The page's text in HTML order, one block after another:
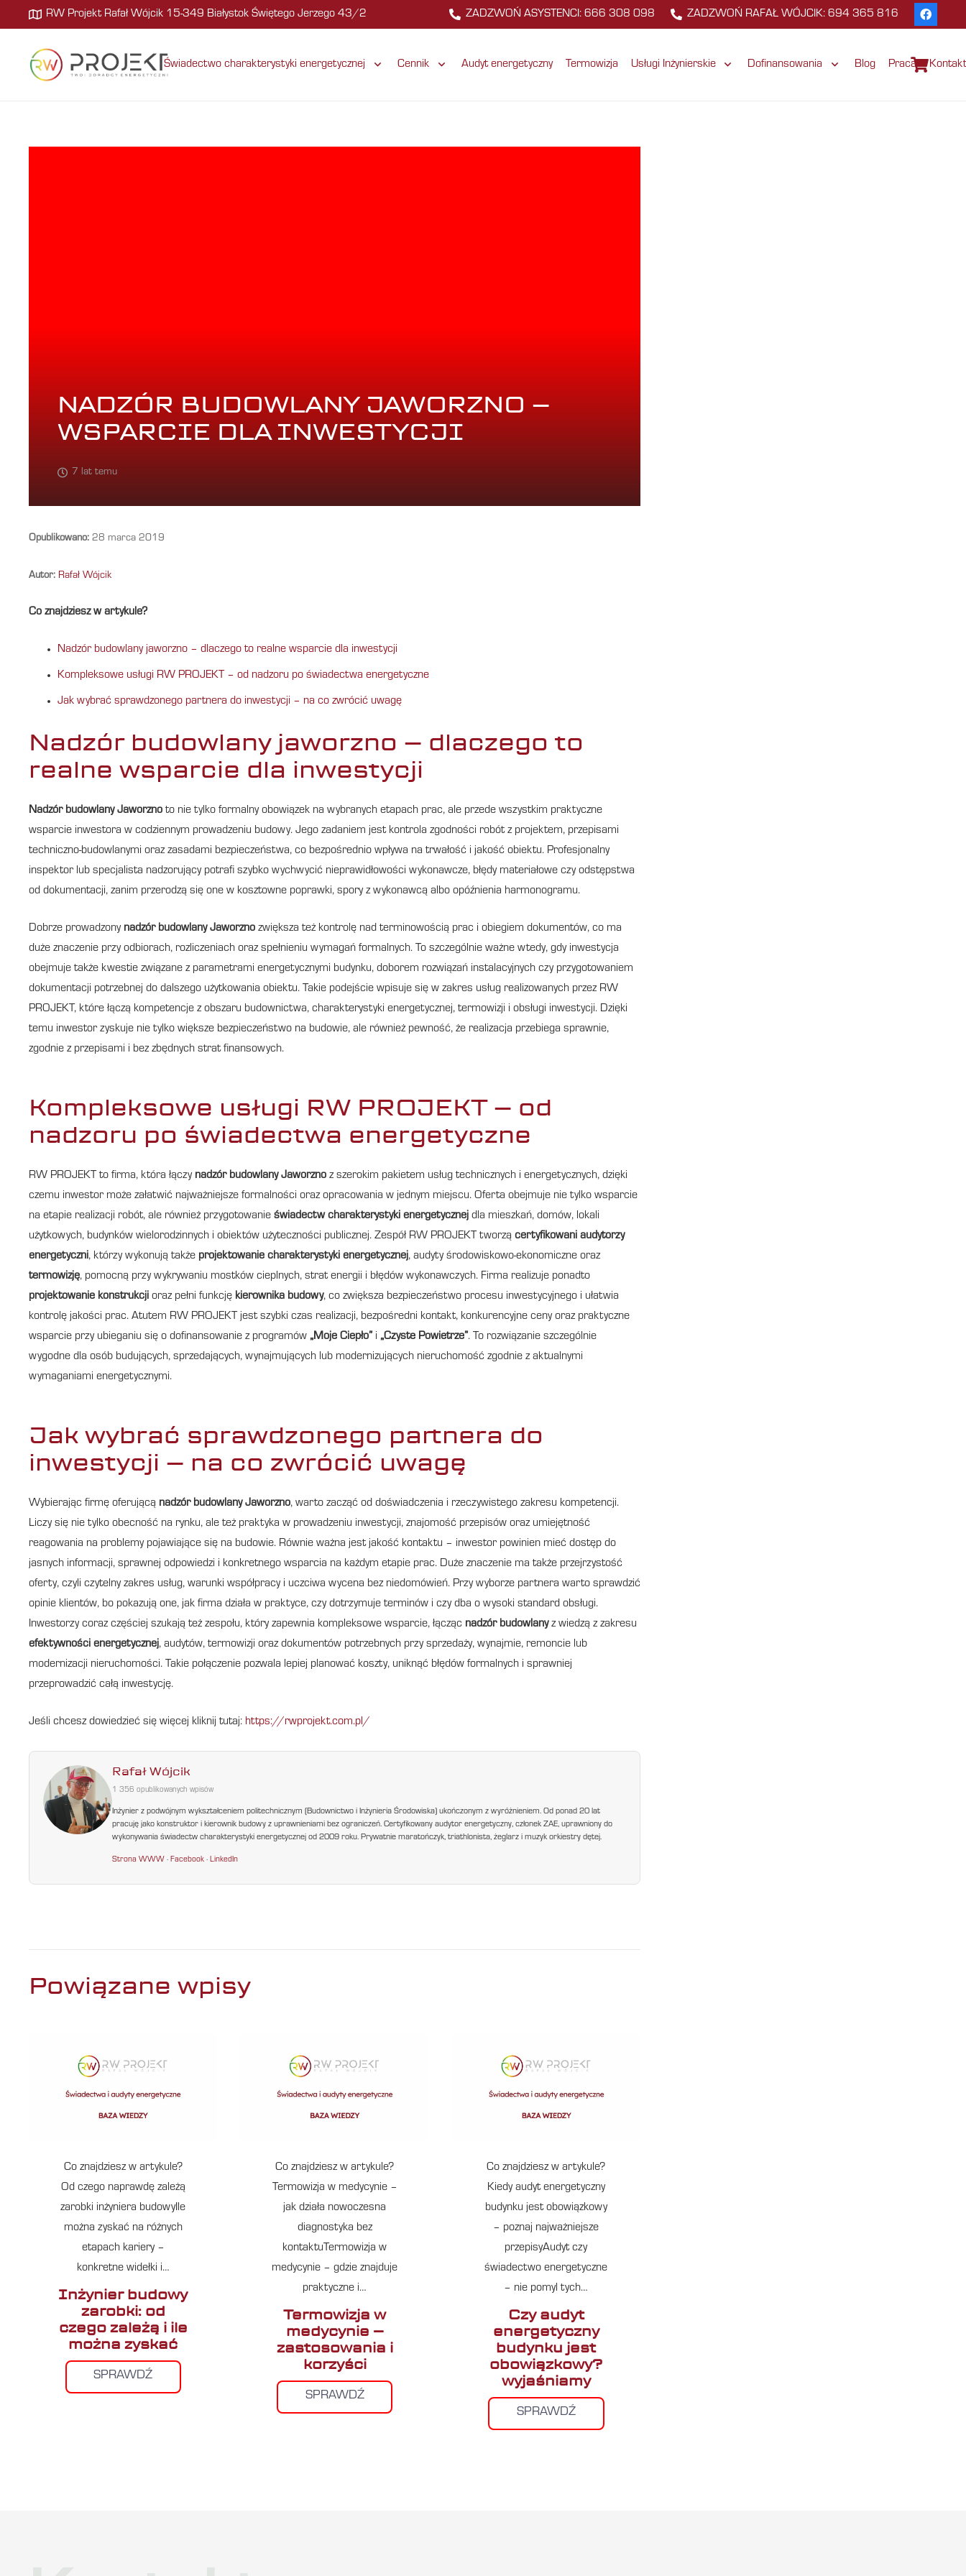
RW Projekt Rafał Wójcik 15-349 Białystok Świętego Jerzego 43/2 ZADZWOŃ ASYSTENCI: 666 308 098 ZADZWOŃ RAFAŁ WÓJCIK: 694 365 816
Świadectwo charakterystyki energetycznej Cennik Audyt energetyczny Termowizja Usługi Inżynierskie Dofinansowania Blog Praca Kontakt
NADZÓR BUDOWLANY JAWORZNO –
WSPARCIE DLA INWESTYCJI
7 lat temu
Opublikowano: 28 marca 2019
Autor: Rafał Wójcik
Co znajdziesz w artykule?
Nadzór budowlany jaworzno – dlaczego to realne wsparcie dla inwestycji
Kompleksowe usługi RW PROJEKT – od nadzoru po świadectwa energetyczne
Jak wybrać sprawdzonego partnera do inwestycji – na co zwrócić uwagę
Nadzór budowlany jaworzno – dlaczego to
realne wsparcie dla inwestycji
Nadzór budowlany Jaworzno to nie tylko formalny obowiązek na wybranych etapach prac, ale przede wszystkim praktyczne
wsparcie inwestora w codziennym prowadzeniu budowy. Jego zadaniem jest kontrola zgodności robót z projektem, przepisami
techniczno-budowlanymi oraz zasadami bezpieczeństwa, co bezpośrednio wpływa na trwałość i jakość obiektu. Profesjonalny
inspektor lub specjalista nadzorujący potrafi szybko wychwycić nieprawidłowości wykonawcze, błędy materiałowe czy odstępstwa
od dokumentacji, zanim przerodzą się one w kosztowne poprawki, spory z wykonawcą albo opóźnienia harmonogramu.
Dobrze prowadzony nadzór budowlany Jaworzno zwiększa też kontrolę nad terminowością prac i obiegiem dokumentów, co ma
duże znaczenie przy odbiorach, rozliczeniach oraz spełnieniu wymagań formalnych. To szczególnie ważne wtedy, gdy inwestycja
obejmuje także kwestie związane z parametrami energetycznymi budynku, doborem rozwiązań instalacyjnych czy przygotowaniem
dokumentacji potrzebnej do dalszego użytkowania obiektu. Takie podejście wpisuje się w zakres usług realizowanych przez RW
PROJEKT, które łączą kompetencje z obszaru budownictwa, charakterystyki energetycznej, termowizji i obsługi inwestycji. Dzięki
temu inwestor zyskuje nie tylko większe bezpieczeństwo na budowie, ale również pewność, że realizacja przebiega sprawnie,
zgodnie z przepisami i bez zbędnych strat finansowych.
Kompleksowe usługi RW PROJEKT – od
nadzoru po świadectwa energetyczne
RW PROJEKT to firma, która łączy nadzór budowlany Jaworzno z szerokim pakietem usług technicznych i energetycznych, dzięki
czemu inwestor może załatwić najważniejsze formalności oraz opracowania w jednym miejscu. Oferta obejmuje nie tylko wsparcie
na etapie realizacji robót, ale również przygotowanie świadectw charakterystyki energetycznej dla mieszkań, domów, lokali
użytkowych, budynków wielorodzinnych i obiektów użyteczności publicznej. Zespół RW PROJEKT tworzą certyfikowani audytorzy
energetyczni, którzy wykonują także projektowanie charakterystyki energetycznej, audyty środowiskowo-ekonomiczne oraz
termowizję, pomocną przy wykrywaniu mostków cieplnych, strat energii i błędów wykonawczych. Firma realizuje ponadto
projektowanie konstrukcji oraz pełni funkcję kierownika budowy, co zwiększa bezpieczeństwo procesu inwestycyjnego i ułatwia
kontrolę jakości prac. Atutem RW PROJEKT jest szybki czas realizacji, bezpośredni kontakt, konkurencyjne ceny oraz praktyczne
wsparcie przy ubieganiu się o dofinansowanie z programów „Moje Ciepło” i „Czyste Powietrze”. To rozwiązanie szczególnie
wygodne dla osób budujących, sprzedających, wynajmujących lub modernizujących nieruchomość zgodnie z aktualnymi
wymaganiami energetycznymi.
Jak wybrać sprawdzonego partnera do
inwestycji – na co zwrócić uwagę
Wybierając firmę oferującą nadzór budowlany Jaworzno, warto zacząć od doświadczenia i rzeczywistego zakresu kompetencji.
Liczy się nie tylko obecność na rynku, ale też praktyka w prowadzeniu inwestycji, znajomość przepisów oraz umiejętność
reagowania na problemy pojawiające się na budowie. Równie ważna jest jakość kontaktu – inwestor powinien mieć dostęp do
jasnych informacji, sprawnej odpowiedzi i konkretnego wsparcia na każdym etapie prac. Duże znaczenie ma także przejrzystość
oferty, czyli czytelny zakres usług, warunki współpracy i uczciwa wycena bez niedomówień. Przy wyborze partnera warto sprawdzić
opinie klientów, bo pokazują one, jak firma działa w praktyce, czy dotrzymuje terminów i czy dba o wysoki standard obsługi.
Inwestorzy coraz częściej szukają też zespołu, który zapewnia kompleksowe wsparcie, łącząc nadzór budowlanyz wiedzą z zakresu
efektywności energetycznej, audytów, termowizji oraz dokumentów potrzebnych przy sprzedaży, wynajmie, remoncie lub
modernizacji nieruchomości. Takie połączenie pozwala lepiej planować koszty, uniknąć błędów formalnych i sprawniej
przeprowadzić całą inwestycję.
Jeśli chcesz dowiedzieć się więcej kliknij tutaj: https://rwprojekt.com.pl/
Rafał Wójcik
1 356 opublikowanych wpisów
Inżynier z podwójnym wykształceniem politechnicznym (Budownictwo i Inżynieria Środowiska) ukończonym z wyróżnieniem. Od ponad 20 lat
pracuję jako konstruktor i kierownik budowy z uprawnieniami bez ograniczeń. Certyfikowany audytor energetyczny, członek ZAE, uprawniony do
wykonywania świadectw charakterystyki energetycznej od 2009 roku. Prywatnie maratończyk, triathlonista, żeglarz i muzyk orkiestry dętej.
Strona WWW ·Facebook ·LinkedIn
Powiązane wpisy
Co znajdziesz w artykule?
Od czego naprawdę zależą
zarobki inżyniera budowyIle
można zyskać na różnych
etapach kariery –
konkretne widełki i…
Inżynier budowy
zarobki: od
czego zależą i ile
można zyskać
SPRAWDŹ
Co znajdziesz w artykule?
Termowizja w medycynie –
jak działa nowoczesna
diagnostyka bez
kontaktuTermowizja w
medycynie – gdzie znajduje
praktyczne i…
Termowizja w
medycynie –
zastosowania i
korzyści
SPRAWDŹ
Co znajdziesz w artykule?
Kiedy audyt energetyczny
budynku jest obowiązkowy
– poznaj najważniejsze
przepisyAudyt czy
świadectwo energetyczne
– nie pomyl tych…
Czy audyt
energetyczny
budynku jest
obowiązkowy?
wyjaśniamy
SPRAWDŹ